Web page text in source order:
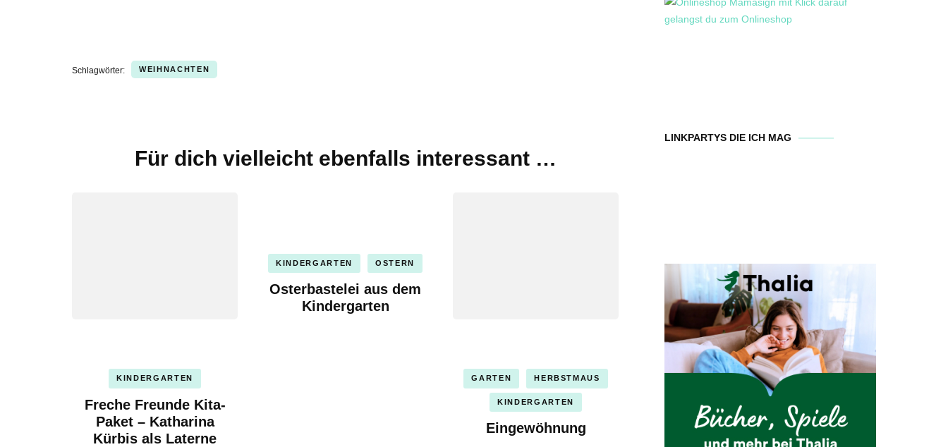
Schlagwörter: WEIHNACHTEN
BeitragsnavigationFür dich vielleicht ebenfalls interessant …
KINDERGARTEN
Freche Freunde Kita-
Paket – Katharina
Kürbis als Laterne
KINDERGARTEN OSTERN
Osterbastelei aus dem
Kindergarten
GARTEN HERBSTMAUS
KINDERGARTEN
Eingewöhnung
LINKPARTYS DIE ICH MAG